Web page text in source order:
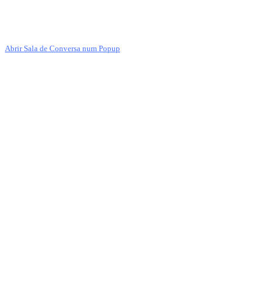
Abrir Sala de Conversa num Popup